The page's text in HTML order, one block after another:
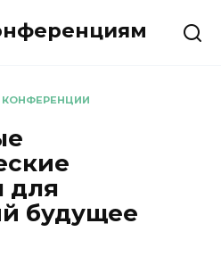
КОНФЕРЕНЦИИ
для
будущее